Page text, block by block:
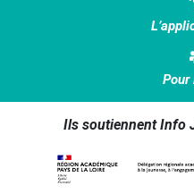
Pour
Ils soutiennent Info